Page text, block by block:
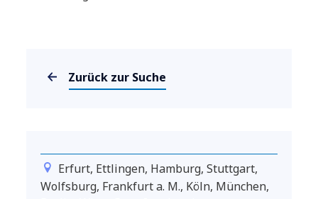
Zurück zur Suche
Erfurt, Ettlingen, Hamburg, Stuttgart,
Wolfsburg, Frankfurt a. M., Köln, München,